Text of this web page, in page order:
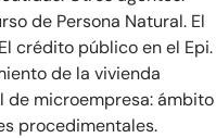
de Persona Natural. El
crédito público en el Epi.
de la vivienda
de microempresa: ámbito
procedimentales.